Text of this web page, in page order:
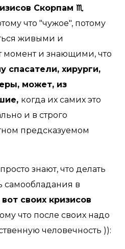
Скорпам ♏
что "чужое", потому
живыми и
момент и знающими, что
спасатели, хирурги,
может, из
когда их самих это
и в строго
предсказуемом
знают, что делать
самообладания в
своих кризисов
что после своих надо
человечность )):